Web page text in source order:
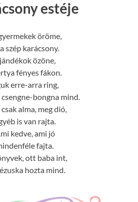
estéje
öröme,
szép karácsony.
özöne,
fényes fákon.
erre-arra ring,
bongna mind.
alma, meg dió,
is van rajta.
kedve, ami jó
fajta.
ott baba int,
hozta mind.